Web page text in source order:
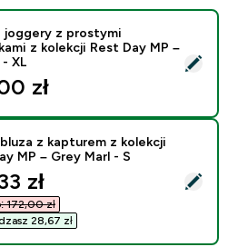
- Męskie joggery z prostymi
joggery z prostymi
z kolekcji Rest Day MP –
XL
zł‎
- Męska bluza z kapturem z
z kapturem z kolekcji
MP – Grey Marl - S
price
zł‎
172,00 zł‎
28,67 zł‎